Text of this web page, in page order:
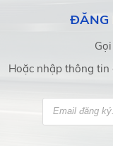
ĐĂNG
Hoặc nhập thông